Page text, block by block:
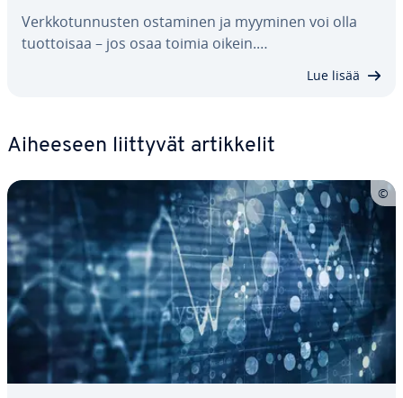
Verk­ko­tun­nus­ten ostaminen ja myyminen voi olla
tuot­toi­saa – jos osaa toimia oikein.…
Lue lisää
Aiheeseen liittyvät ar­tik­ke­lit